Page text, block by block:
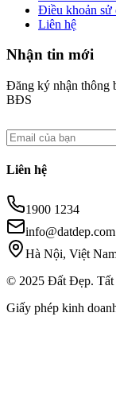
Điều khoản sử
Liên hệ
Nhận tin mới
Đăng ký nhận thông
BĐS
Liên hệ
1900 1234
info@datdep.com
Hà Nội, Việt
© 2025 Đất Đẹp. Tất
Giấy phép kinh